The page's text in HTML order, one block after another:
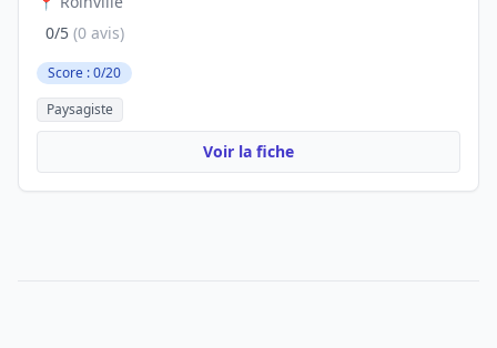
0/5 (0 avis)
Score : 0/20
Paysagiste
Voir la fiche